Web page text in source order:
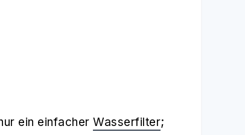
ein einfacher Wasserfilter;